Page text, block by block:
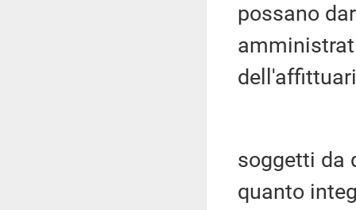
possano
soggetti da
quanto